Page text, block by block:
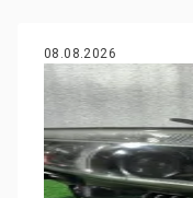
08.08.2026